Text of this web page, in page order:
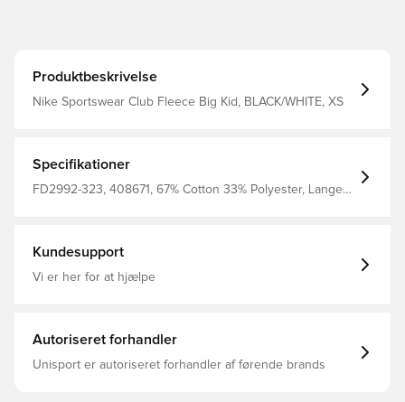
Produktbeskrivelse
Nike Sportswear Club Fleece Big Kid, BLACK/WHITE, XS
Specifikationer
FD2992-323, 408671, 67% Cotton 33% Polyester, Lange
Kundesupport
Vi er her for at hjælpe
Autoriseret forhandler
Unisport er autoriseret forhandler af førende brands